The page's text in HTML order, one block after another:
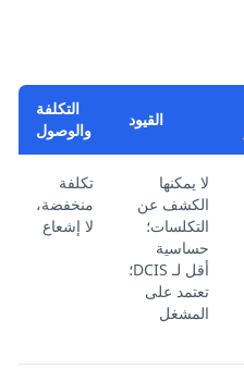
القيود
التكلفة
والوصول
لا يمكنها
الكشف عن
التكلسات؛
حساسية
أقل لـ DCIS؛
تعتمد على
المشغل
تكلفة
منخفضة،
لا إشعاع